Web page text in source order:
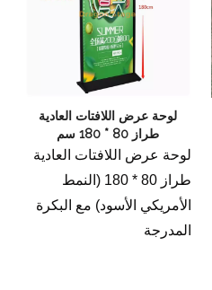
لوحة عرض اللافتات العادية
طراز 80 * 180 سم
لوحة عرض اللافتات العادية
طراز 80 * 180 (النمط
الأمريكي الأسود) مع البكرة
المدرجة